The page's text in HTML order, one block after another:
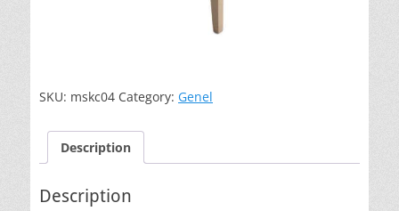
SKU: mskc04 Category: Genel
Description
Description